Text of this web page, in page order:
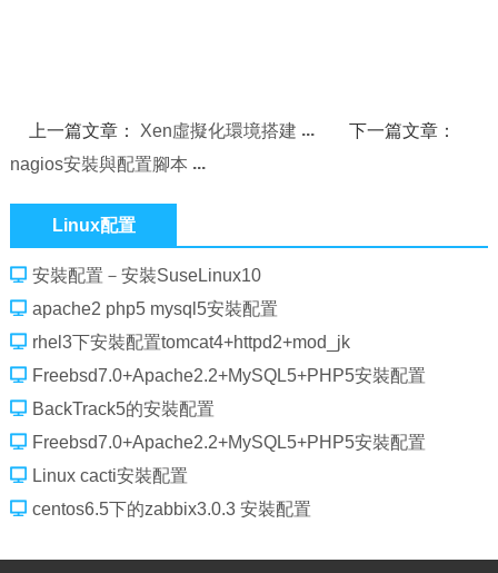
上一篇文章： Xen虛擬化環境搭建
下一篇文章：
nagios安裝與配置腳本
Linux配置
安裝配置－安裝SuseLinux10
apache2 php5 mysql5安裝配置
rhel3下安裝配置tomcat4+httpd2+mod_jk
Freebsd7.0+Apache2.2+MySQL5+PHP5安裝配置
BackTrack5的安裝配置
Freebsd7.0+Apache2.2+MySQL5+PHP5安裝配置
Linux cacti安裝配置
centos6.5下的zabbix3.0.3 安裝配置